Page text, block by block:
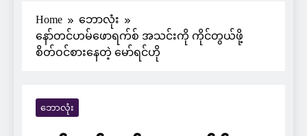
Home
ဘောလုံး
နော်တင်ဟမ်ဖောရက်စ် အသင်းကို ကိုင်တွယ်ဖို့
စိတ်ဝင်စားနေတဲ့ မော်ရင်ဟို
ဘောလုံး